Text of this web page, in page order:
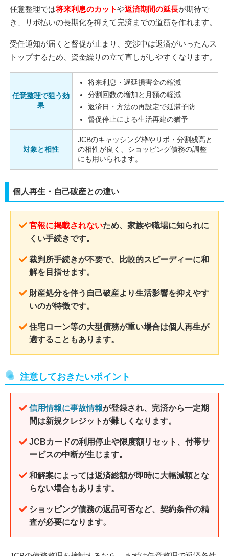
任意整理では将来利息のカットや返済期間の延長が期待で
き、リボ払いの長期化を抑えて完済までの道筋を作れます。
受任通知が届くと督促が止まり、交渉中は返済がいったんス
トップするため、資金繰りの立て直しがしやすくなります。
任意整理で狙う効
果
将来利息・遅延損害金の縮減
分割回数の増加と月額の軽減
返済日・方法の再設定で延滞予防
督促停止による生活再建の猶予
対象と相性
JCBのキャッシング枠やリボ・分割残高と
の相性が良く、ショッピング債務の調整
にも用いられます。
個人再生・自己破産との違い
官報に掲載されないため、家族や職場に知られに
くい手続きです。
裁判所手続きが不要で、比較的スピーディーに和
解を目指せます。
財産処分を伴う自己破産より生活影響を抑えやす
いのが特徴です。
住宅ローン等の大型債務が重い場合は個人再生が
適することもあります。
注意しておきたいポイント
信用情報に事故情報が登録され、完済から一定期
間は新規クレジットが難しくなります。
JCBカードの利用停止や限度額リセット、付帯サ
ービスの中断が生じます。
和解案によっては返済総額が即時に大幅減額とな
らない場合もあります。
ショッピング債務の返品可否など、契約条件の精
査が必要になります。